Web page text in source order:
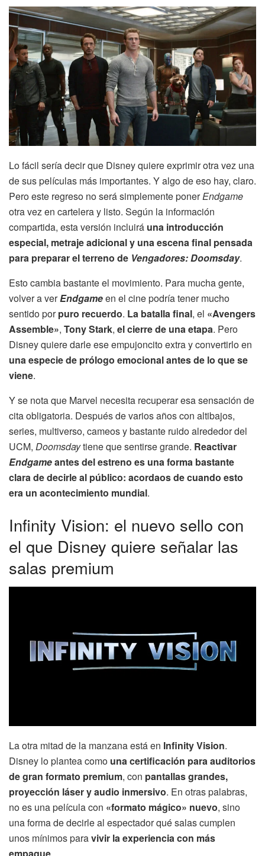
Lo fácil sería decir que Disney quiere exprimir otra vez una
de sus películas más importantes. Y algo de eso hay, claro.
Pero este regreso no será simplemente ponerEndgame
otra vez en cartelera y listo. Según la información
compartida, esta versión incluirá una introducción
especial, metraje adicional y una escena final pensada
para preparar el terreno de Vengadores: Doomsday.
Esto cambia bastante el movimiento. Para mucha gente,
volver a verEndgameen el cine podría tener mucho
sentido porpuro recuerdo. La batalla final, el «Avengers
Assemble», Tony Stark, el cierre de una etapa. Pero
Disney quiere darle ese empujoncito extra y convertirlo en
una especie de prólogo emocional antes de lo que se
viene.
Y se nota que Marvel necesita recuperar esa sensación de
cita obligatoria. Después de varios años con altibajos,
series, multiverso, cameos y bastante ruido alrededor del
UCM, Doomsdaytiene que sentirse grande. Reactivar
Endgameantes del estreno es una forma bastante
clara de decirle al público: acordaos de cuando esto
era un acontecimiento mundial.
Infinity Vision: el nuevo sello con
el que Disney quiere señalar las
salas premium
La otra mitad de la manzana está en Infinity Vision.
Disney lo plantea como una certificación para auditorios
de gran formato premium, con pantallas grandes,
proyección láser y audio inmersivo. En otras palabras,
no es una película con «formato mágico» nuevo, sino
una forma de decirle al espectador qué salas cumplen
unos mínimos paravivir la experiencia con más
empaque